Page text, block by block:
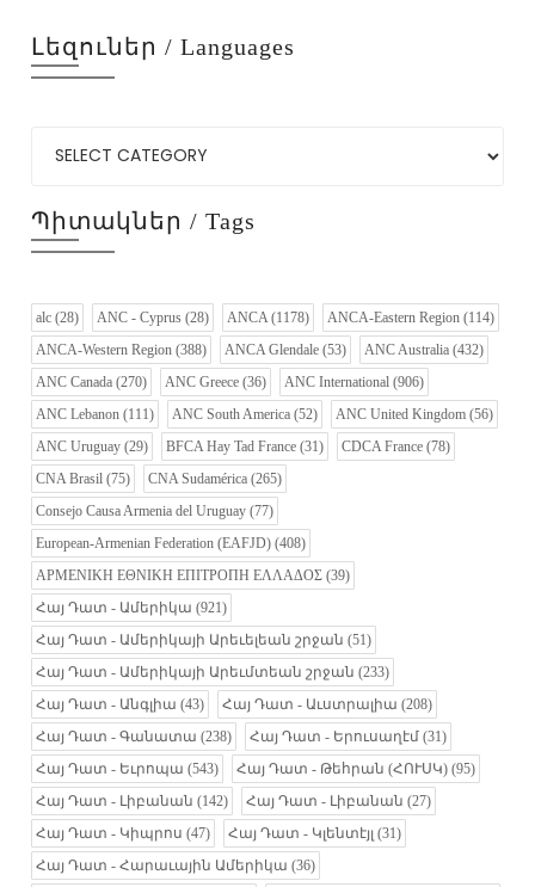
Լեզուներ / Languages
Պիտակներ / Tags
alc (28) ANC - Cyprus (28) ANCA (1178) ANCA-Eastern Region (114)
ANCA-Western Region (388) ANCA Glendale (53) ANC Australia (432)
ANC Canada (270) ANC Greece (36) ANC International (906)
ANC Lebanon (111) ANC South America (52) ANC United Kingdom (56)
ANC Uruguay (29) BFCA Hay Tad France (31) CDCA France (78)
CNA Brasil (75) CNA Sudamérica (265)
Consejo Causa Armenia del Uruguay (77)
European-Armenian Federation (EAFJD) (408)
ΑΡΜΕΝΙΚΗ ΕΘΝΙΚΗ ΕΠΙΤΡΟΠΗ ΕΛΛΑΔΟΣ (39)
Հայ Դատ - Ամերիկա (921)
Հայ Դատ - Ամերիկայի Արեւելեան շրջան (51)
Հայ Դատ - Ամերիկայի Արեւմտեան շրջան (233)
Հայ Դատ - Անգլիա (43) Հայ Դատ - Աւստրալիա (208)
Հայ Դատ - Գանատա (238) Հայ Դատ - Երուսաղէմ (31)
Հայ Դատ - Եւրոպա (543) Հայ Դատ - Թեհրան (ՀՈՒՍԿ) (95)
Հայ Դատ - Լիբանան (142) Հայ Դատ - Լիբանան (27)
Հայ Դատ - Կիպրոս (47) Հայ Դատ - Կլենտէյլ (31)
Հայ Դատ - Հարաւային Ամերիկա (36)